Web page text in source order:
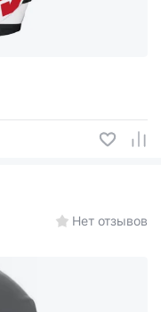
Нет отзывов